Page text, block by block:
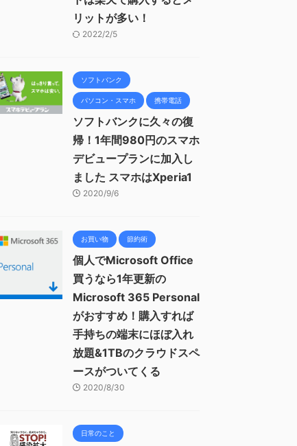
リットが多い！
2022/2/5
ソフトバンク
パソコン・スマホ 携帯電話
ソフトバンクに久々の復
帰！1年間980円のスマホ
デビュープランに加入し
ました スマホはXperia1
2020/9/6
お買い物 節約術
個人でMicrosoft Office
買うなら1年更新の
Microsoft 365 Personal
がおすすめ！購入すれば
手持ちの端末にほぼ入れ
放題&1TBのクラウドスペ
ースがついてくる
2020/8/30
日常のこと